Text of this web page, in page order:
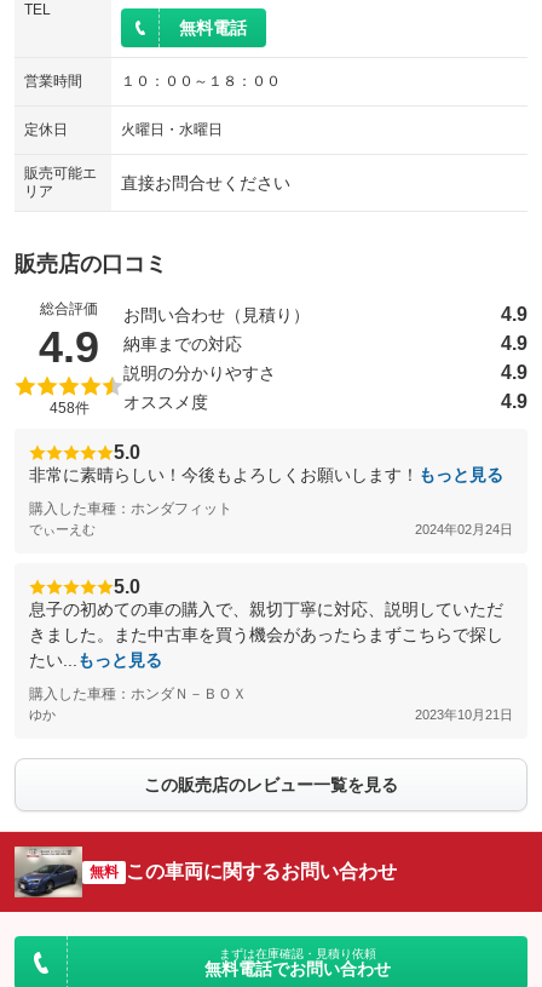
TEL
無料電話
営業時間 １０：００～１８：００
定休日 火曜日・水曜日
販売可能エ
リア
直接お問合せください
販売店の口コミ
総合評価
4.9 （5点満点中）
458件
お問い合わせ（見積り） 4.9
納車までの対応 4.9
説明の分かりやすさ 4.9
オススメ度 4.9
5.0
非常に素晴らしい！今後もよろしくお願いします！ もっと見る
購入した車種：ホンダフィット
でぃーえむ 2024年02月24日
5.0
息子の初めての車の購入で、親切丁寧に対応、説明していただ
きました。また中古車を買う機会があったらまずこちらで探し
たい...
もっと見る
購入した車種：ホンダＮ－ＢＯＸ
ゆか 2023年10月21日
この販売店のレビュー一覧を見る
無料 この車両に関するお問い合わせ
まずは在庫確認・見積り依頼
無料電話でお問い合わせ